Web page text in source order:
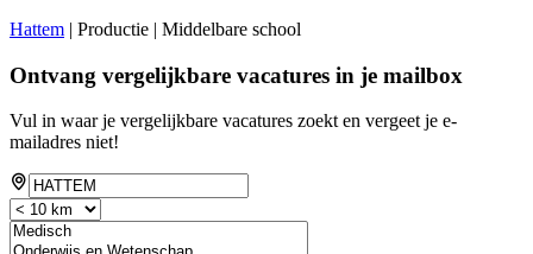
Hattem | Productie | Middelbare school
Ontvang vergelijkbare vacatures in je mailbox
Vul in waar je vergelijkbare vacatures zoekt en vergeet je e-
mailadres niet!